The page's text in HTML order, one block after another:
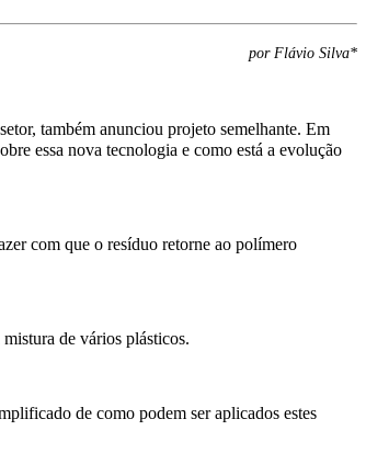
por Flávio Silva*
também anunciou projeto semelhante. Em
essa nova tecnologia e como está a evolução
com que o resíduo retorne ao polímero
de vários plásticos.
de como podem ser aplicados estes